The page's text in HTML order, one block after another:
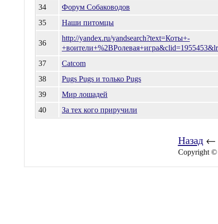
34
Форум Собаководов
35
Наши питомцы
36
http://yandex.ru/yandsearch?text=Коты+-
37
Catcom
38
Pugs Pugs и только Pugs
39
Мир лошадей
40
За тех кого приручили
Назад←
Copyright